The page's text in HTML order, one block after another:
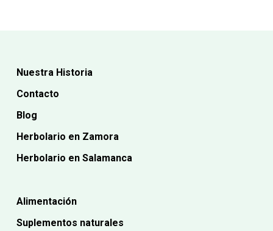
Nuestra Historia
Contacto
Blog
Herbolario en Zamora
Herbolario en Salamanca
Alimentación
Suplementos naturales